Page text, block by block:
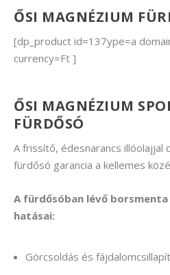
ŐSI MAGNÉZIUM
[dp_product id=137ype=a
currency=Ft ]
ŐSI MAGNÉZIUM
FÜRDŐSÓ
A frissítő, édesnarancs illóolajjal
fürdősó garancia a kellemes
A fürdősóban lévő
hatásai:
Görcsoldás és